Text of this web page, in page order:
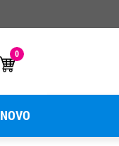
0
NOVO